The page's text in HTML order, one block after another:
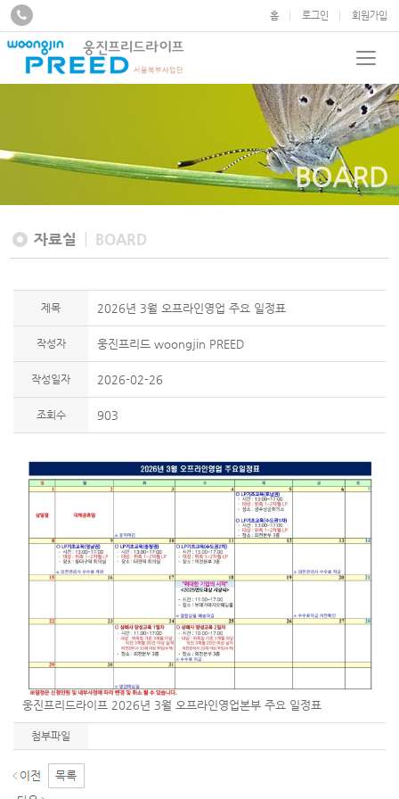
홈 로그인 회원가입
BOARD
자료실 BOARD
제목 2026년 3월 오프라인영업 주요 일정표
작성자 웅진프리드 woongjin PREED
작성일자 2026-02-26
조회수 903
웅진프리드라이프 2026년 3월 오프라인영업본부 주요 일정표
첨부파일